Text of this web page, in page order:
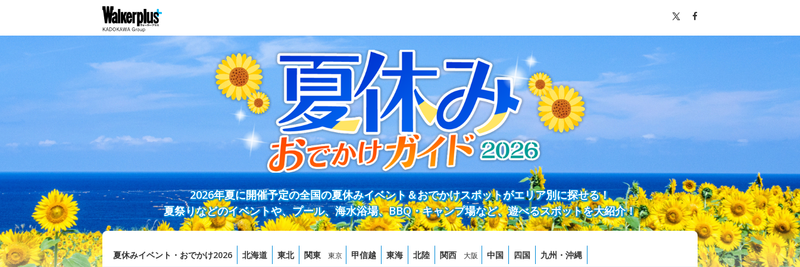
2026年夏に開催予定の全国の夏休みイベント＆おでかけスポットがエリア別に探せる！
夏祭りなどのイベントや、プール、海水浴場、BBQ・キャンプ場など、遊べるスポットを大紹介！
夏休みイベント・おでかけ2026 北海道 東北 関東 東京 甲信越 東海 北陸 関西 大阪 中国 四国 九州・沖縄